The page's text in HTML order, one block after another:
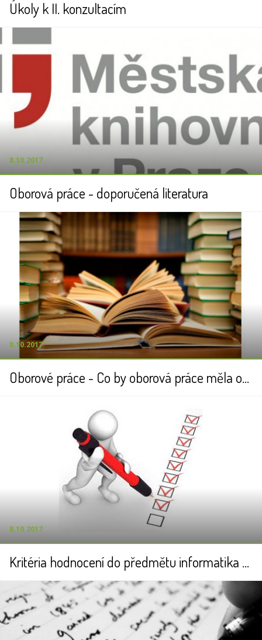
Úkoly k II. konzultacím
8.10.2017
Oborová práce - doporučená literatura
8.10.2017
Oborové práce - Co by oborová práce měla obsahovat?
8.10.2017
Kritéria hodnocení do předmětu informatika - 6. a 7. ročník